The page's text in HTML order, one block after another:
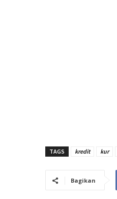
TAGS kredit kur
Bagikan